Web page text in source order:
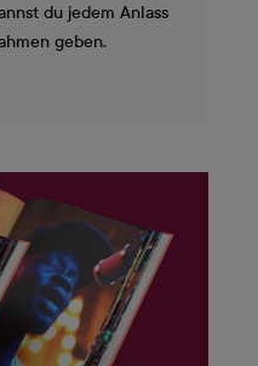
du jedem Anlass
geben.